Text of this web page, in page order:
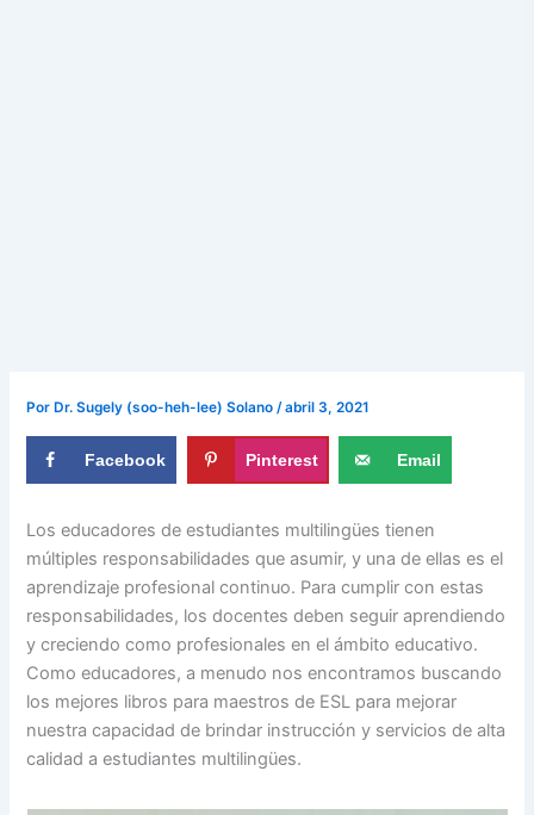
Por Dr. Sugely (soo-heh-lee) Solano/abril 3, 2021
Facebook Pinterest Email
Los educadores de estudiantes multilingües tienen
múltiples responsabilidades que asumir, y una de ellas es el
aprendizaje profesional continuo. Para cumplir con estas
responsabilidades, los docentes deben seguir aprendiendo
y creciendo como profesionales en el ámbito educativo.
Como educadores, a menudo nos encontramos buscando
los mejores libros para maestros de ESL para mejorar
nuestra capacidad de brindar instrucción y servicios de alta
calidad a estudiantes multilingües.